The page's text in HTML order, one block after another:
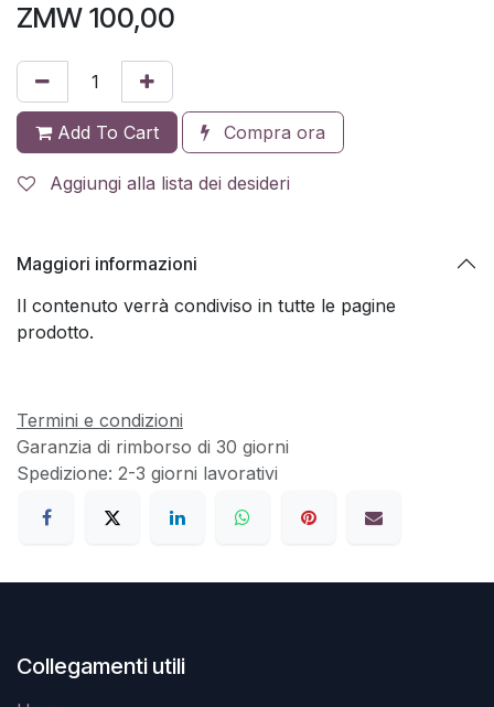
ZMW 100,00
Add To Cart Compra ora
Aggiungi alla lista dei desideri
Maggiori informazioni
Il contenuto verrà condiviso in tutte le pagine
prodotto.
Termini e condizioni
Garanzia di rimborso di 30 giorni
Spedizione: 2-3 giorni lavorativi
Collegamenti utili